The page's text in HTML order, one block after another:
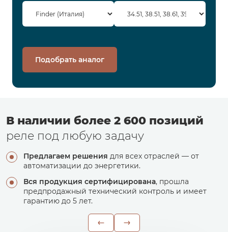
Подобрать аналог
В наличии более 2 600 позиций
реле под любую задачу
Предлагаем решения для всех отраслей — от
автоматизации до энергетики.
Вся продукция сертифицирована, прошла
предпродажный технический контроль и имеет
гарантию до 5 лет.